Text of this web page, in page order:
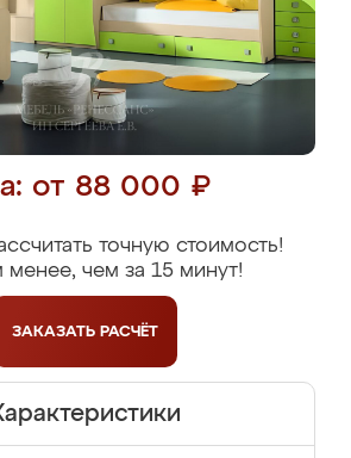
от 88 000 ₽
точную стоимость!
менее, чем за 15 минут!
ЗАКАЗАТЬ РАСЧЁТ